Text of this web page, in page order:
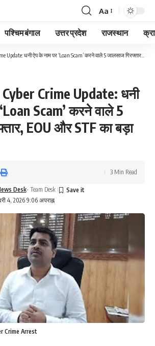
Font
Resizer
Aa
पश्चिम बंगाल उत्तर प्रदेश राजस्थान
धनी ऐप के नाम पर ‘Loan Scam’ करने वाले 5 जालसाज गिरफ्तार, EOU और STF का बड़ा एक्शन
Crime Update: धनी
Scam’ करने वाले 5
EOU और STF का बड़ा
4, 2026 9:06 अपराह्न
Desk- Team Desk
3 Min Read
Crime Arrest